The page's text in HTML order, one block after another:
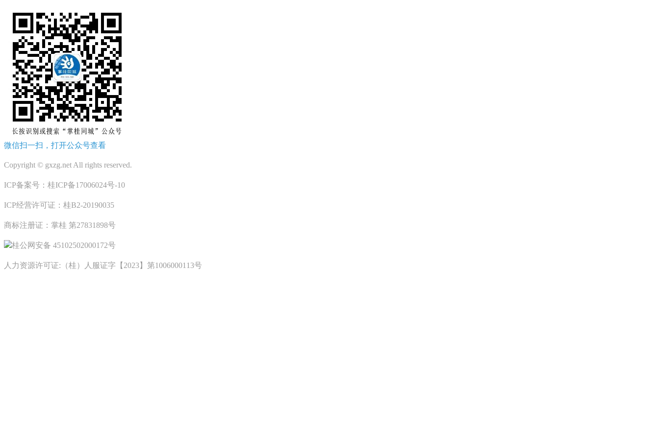
微信扫一扫，打开公众号查看
Copyright © gxzg.net All rights reserved.
ICP备案号：桂ICP备17006024号-10
ICP经营许可证：桂B2-20190035
商标注册证：掌桂 第27831898号
桂公网安备 45102502000172号
人力资源许可证:（桂）人服证字【2023】第1006000113号